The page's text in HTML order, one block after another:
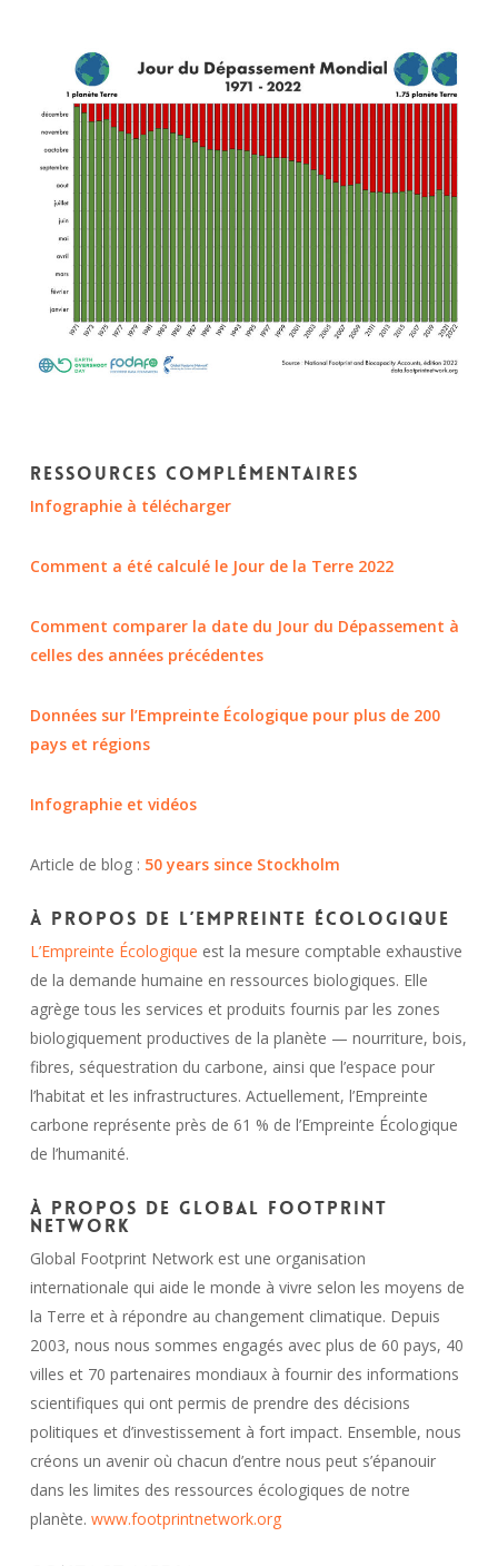
Ressources complémentaires
Infographie à télécharger
Comment a été calculé le Jour de la Terre 2022
Comment comparer la date du Jour du Dépassement à
celles des années précédentes
Données sur l’Empreinte Écologique pour plus de 200
pays et régions
Infographie et vidéos
Article de blog : 50 years since Stockholm
À propos de l’Empreinte Écologique
L’Empreinte Écologique est la mesure comptable exhaustive
de la demande humaine en ressources biologiques. Elle
agrège tous les services et produits fournis par les zones
biologiquement productives de la planète — nourriture, bois,
fibres, séquestration du carbone, ainsi que l’espace pour
l’habitat et les infrastructures. Actuellement, l’Empreinte
carbone représente près de 61 % de l’Empreinte Écologique
de l’humanité.
À propos de Global Footprint
Network
Global Footprint Network est une organisation
internationale qui aide le monde à vivre selon les moyens de
la Terre et à répondre au changement climatique. Depuis
2003, nous nous sommes engagés avec plus de 60 pays, 40
villes et 70 partenaires mondiaux à fournir des informations
scientifiques qui ont permis de prendre des décisions
politiques et d’investissement à fort impact. Ensemble, nous
créons un avenir où chacun d’entre nous peut s’épanouir
dans les limites des ressources écologiques de notre
planète. www.footprintnetwork.org